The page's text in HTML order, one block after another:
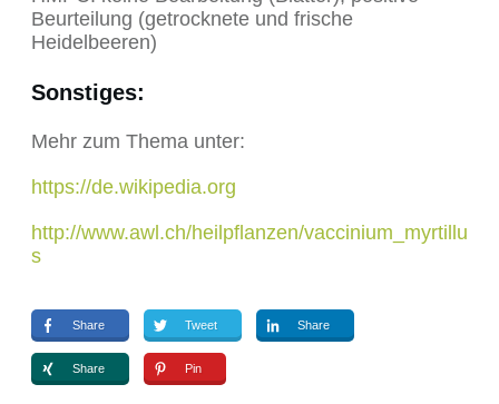
Beurteilung (getrocknete und frische
Heidelbeeren)
Sonstiges:
Mehr zum Thema unter:
https://de.wikipedia.org
http://www.awl.ch/heilpflanzen/vaccinium_myrtillu
s
Share Tweet Share
Share Pin